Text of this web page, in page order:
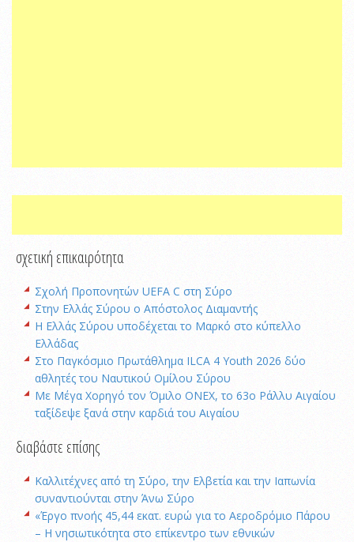
σχετική επικαιρότητα
Σχολή Προπονητών UEFA C στη Σύρο
Στην Ελλάς Σύρου ο Απόστολος Διαμαντής
Η Ελλάς Σύρου υποδέχεται το Μαρκό στο κύπελλο
Ελλάδας
Στο Παγκόσμιο Πρωτάθλημα ILCA 4 Youth 2026 δύο
αθλητές του Ναυτικού Ομίλου Σύρου
Με Μέγα Χορηγό τον Όμιλο ONEX, το 63ο Ράλλυ Αιγαίου
ταξίδεψε ξανά στην καρδιά του Αιγαίου
διαβάστε επίσης
Καλλιτέχνες από τη Σύρο, την Ελβετία και την Ιαπωνία
συναντιούνται στην Άνω Σύρο
«Έργο πνοής 45,44 εκατ. ευρώ για το Αεροδρόμιο Πάρου
– Η νησιωτικότητα στο επίκεντρο των εθνικών